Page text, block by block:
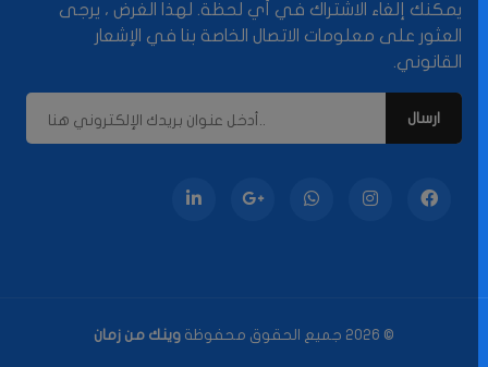
يمكنك إلغاء الاشتراك في أي لحظة. لهذا الغرض ، يرجى
العثور على معلومات الاتصال الخاصة بنا في الإشعار
القانوني.
© 2026 جميع الحقوق محفوظة وينك من زمان